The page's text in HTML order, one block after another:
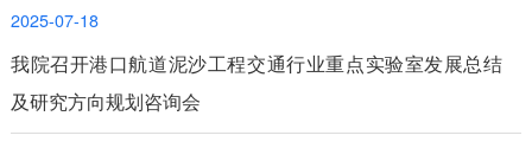
2025-07-18
我院召开港口航道泥沙工程交通行业重点实验室发展总结
及研究方向规划咨询会